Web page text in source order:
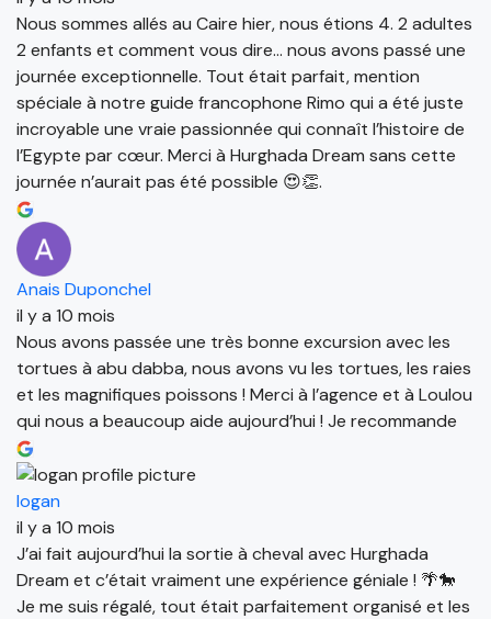
Nous sommes allés au Caire hier, nous étions 4. 2 adultes
2 enfants et comment vous dire… nous avons passé une
journée exceptionnelle. Tout était parfait, mention
spéciale à notre guide francophone Rimo qui a été juste
incroyable une vraie passionnée qui connaît l’histoire de
l’Egypte par cœur. Merci à Hurghada Dream sans cette
journée n’aurait pas été possible 😍👏.
Anais Duponchel
il y a 10 mois
Nous avons passée une très bonne excursion avec les
tortues à abu dabba, nous avons vu les tortues, les raies
et les magnifiques poissons ! Merci à l’agence et à Loulou
qui nous a beaucoup aide aujourd’hui ! Je recommande
logan
il y a 10 mois
J’ai fait aujourd’hui la sortie à cheval avec Hurghada
Dream et c’était vraiment une expérience géniale ! 🌴🐎
Je me suis régalé, tout était parfaitement organisé et les